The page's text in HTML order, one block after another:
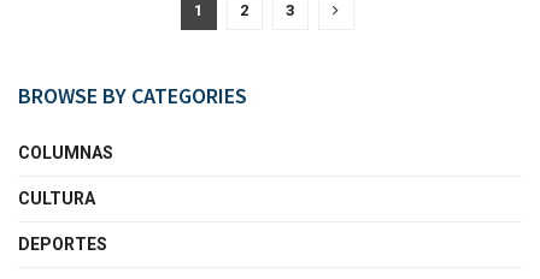
1 2 3
BROWSE BY CATEGORIES
COLUMNAS
CULTURA
DEPORTES